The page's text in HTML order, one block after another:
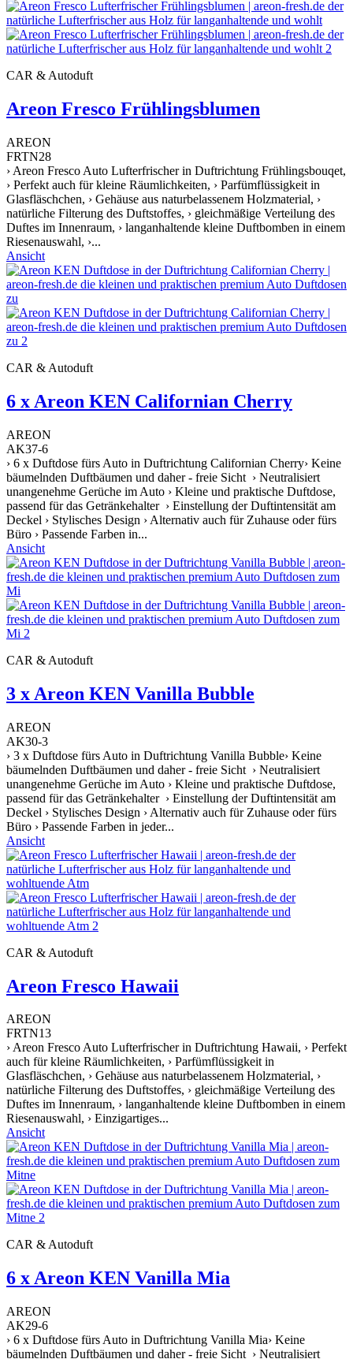
CAR & Autoduft
Areon Fresco Frühlingsblumen
AREON
FRTN28
› Areon Fresco Auto Lufterfrischer in Duftrichtung Frühlingsbouqet,
› Perfekt auch für kleine Räumlichkeiten, › Parfümflüssigkeit in
Glasfläschchen, › Gehäuse aus naturbelassenem Holzmaterial, ›
natürliche Filterung des Duftstoffes, › gleichmäßige Verteilung des
Duftes im Innenraum, › langanhaltende kleine Duftbomben in einem
Riesenauswahl, ›...
Ansicht
CAR & Autoduft
6 x Areon KEN Californian Cherry
AREON
AK37-6
› 6 x Duftdose fürs Auto in Duftrichtung Californian Cherry› Keine
bäumelnden Duftbäumen und daher - freie Sicht › Neutralisiert
unangenehme Gerüche im Auto › Kleine und praktische Duftdose,
passend für das Getränkehalter › Einstellung der Duftintensität am
Deckel › Stylisches Design › Alternativ auch für Zuhause oder fürs
Büro › Passende Farben in...
Ansicht
CAR & Autoduft
3 x Areon KEN Vanilla Bubble
AREON
AK30-3
› 3 x Duftdose fürs Auto in Duftrichtung Vanilla Bubble› Keine
bäumelnden Duftbäumen und daher - freie Sicht › Neutralisiert
unangenehme Gerüche im Auto › Kleine und praktische Duftdose,
passend für das Getränkehalter › Einstellung der Duftintensität am
Deckel › Stylisches Design › Alternativ auch für Zuhause oder fürs
Büro › Passende Farben in jeder...
Ansicht
CAR & Autoduft
Areon Fresco Hawaii
AREON
FRTN13
› Areon Fresco Auto Lufterfrischer in Duftrichtung Hawaii, › Perfekt
auch für kleine Räumlichkeiten, › Parfümflüssigkeit in
Glasfläschchen, › Gehäuse aus naturbelassenem Holzmaterial, ›
natürliche Filterung des Duftstoffes, › gleichmäßige Verteilung des
Duftes im Innenraum, › langanhaltende kleine Duftbomben in einem
Riesenauswahl, › Einzigartiges...
Ansicht
CAR & Autoduft
6 x Areon KEN Vanilla Mia
AREON
AK29-6
› 6 x Duftdose fürs Auto in Duftrichtung Vanilla Mia› Keine
bäumelnden Duftbäumen und daher - freie Sicht › Neutralisiert